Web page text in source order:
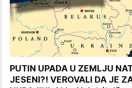
PUTIN UPADA U ZEMLJU
JESENI?! VEROVALI DA JE